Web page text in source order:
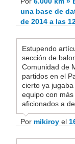
una base de
de 2014 a las
Estupendo
sección de
Comunidad de
partidos en el
cierto ya
equipo con
aficionados a
Por mikiroy el